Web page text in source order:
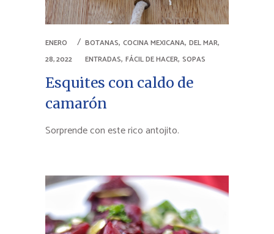
ENERO
28, 2022
BOTANAS,COCINA MEXICANA,DEL MAR,
ENTRADAS,FÁCIL DE HACER,SOPAS
Esquites con caldo de
camarón
Sorprende con este rico antojito.